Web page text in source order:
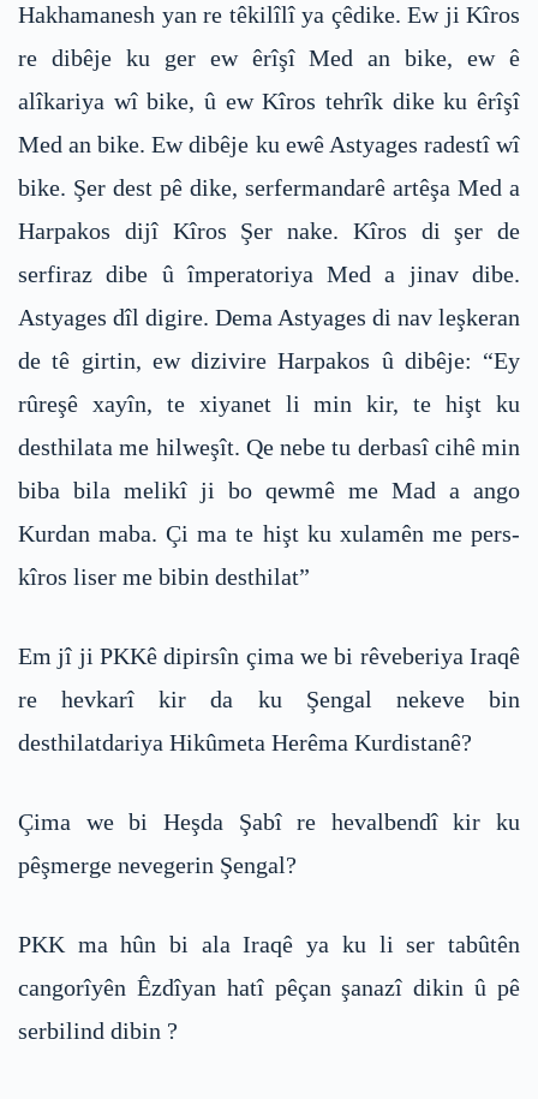
Hakhamanesh yan re têkilîlî ya çêdike. Ew ji Kîros
re dibêje ku ger ew êrîşî Med an bike, ew ê
alîkariya wî bike, û ew Kîros tehrîk dike ku êrîşî
Med an bike. Ew dibêje ku ewê Astyages radestî wî
bike. Şer dest pê dike, serfermandarê artêşa Med a
Harpakos dijî Kîros Şer nake. Kîros di şer de
serfiraz dibe û împeratoriya Med a jinav dibe.
Astyages dîl digire. Dema Astyages di nav leşkeran
de tê girtin, ew dizivire Harpakos û dibêje: “Ey
rûreşê xayîn, te xiyanet li min kir, te hişt ku
desthilata me hilweşît. Qe nebe tu derbasî cihê min
biba bila melikî ji bo qewmê me Mad a ango
Kurdan maba. Çi ma te hişt ku xulamên me pers-
kîros liser me bibin desthilat”
Em jî ji PKKê dipirsîn çima we bi rêveberiya Iraqê
re hevkarî kir da ku Şengal nekeve bin
desthilatdariya Hikûmeta Herêma Kurdistanê?
Çima we bi Heşda Şabî re hevalbendî kir ku
pêşmerge nevegerin Şengal?
PKK ma hûn bi ala Iraqê ya ku li ser tabûtên
cangorîyên Êzdîyan hatî pêçan şanazî dikin û pê
serbilind dibin ?